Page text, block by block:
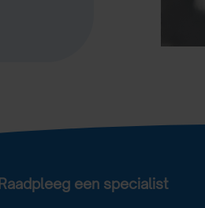
Raadpleeg een specialist